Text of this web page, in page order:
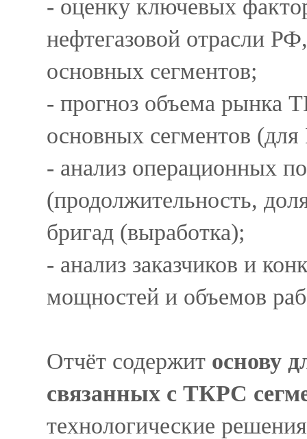
- оценку ключевых
нефтегазовой отрасли
основных сегментов;
- прогноз объема рынка
основных сегментов
- анализ операционных
(продолжительность,
бригад (выработка);
- анализ заказчиков и
мощностей и объемов
Отчёт содержит основу
связанных с ТКРС
технологические